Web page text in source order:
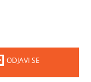
ODJAVI SE